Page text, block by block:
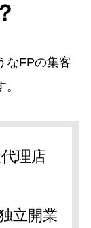
なFPの集客
理店
立開業